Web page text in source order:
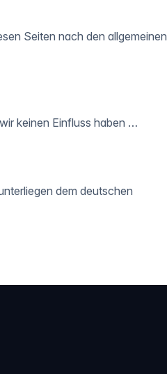
Seiten nach den allgemeinen
keinen Einfluss haben …
dem deutschen